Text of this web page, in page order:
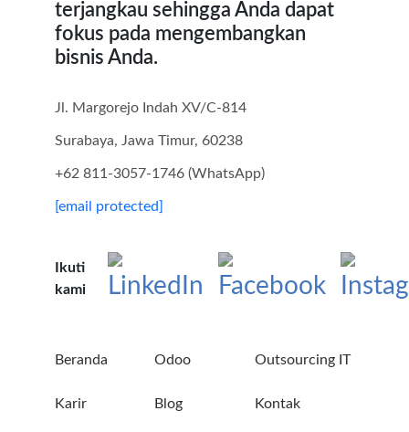
terjangkau sehingga Anda dapat
fokus pada mengembangkan
bisnis Anda.
Jl. Margorejo Indah XV/C-814
Surabaya, Jawa Timur, 60238
+62 811-3057-1746 (WhatsApp)
[email protected]
Ikuti
kami
Beranda
Karir
Odoo
Blog
Outsourcing IT
Kontak